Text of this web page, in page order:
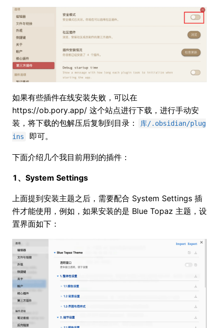
如果有些插件在线安装失败，可以在
https://ob.pory.app/ 这个站点进行下载，进行手动安
装，将下载的包解压后复制到目录：
库/.obsidian/plug
ins
即可。
下面介绍几个我目前用到的插件：
1、System Settings
上面提到安装主题之后，需要配合 System Settings 插
件才能使用，例如，如果安装的是 Blue Topaz 主题，设
置界面如下：